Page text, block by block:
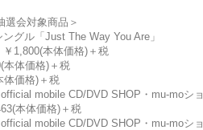
選会対象商品＞
グル「Just The Way You Are」
1,800(本体価格)＋税
本体価格)＋税
体価格)＋税
mobile CD/DVD SHOP・mu-moシ
本体価格)＋税
mobile CD/DVD SHOP・mu-moシ